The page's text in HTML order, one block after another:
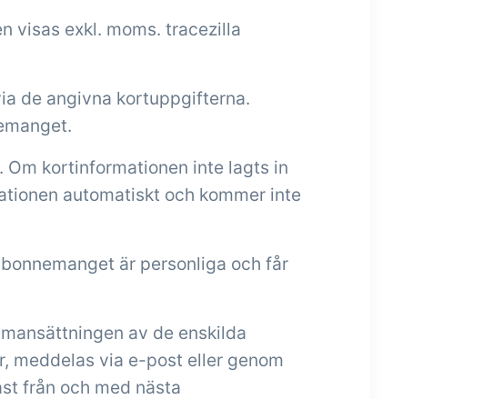
visas exkl. moms. tracezilla
de angivna kortuppgifterna.
kortinformationen inte lagts in
automatiskt och kommer inte
är personliga och får
av de enskilda
meddelas via e-post eller genom
från och med nästa